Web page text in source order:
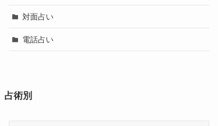
対面占い
電話占い
占術別